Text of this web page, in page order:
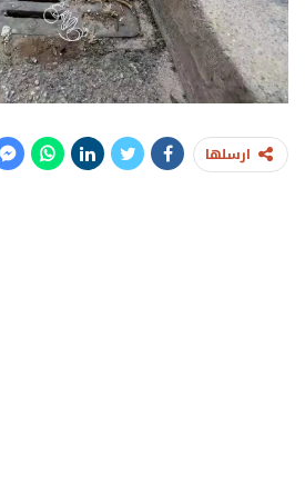
ارسلها